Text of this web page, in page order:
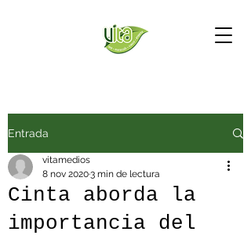
Entrada
Cinta aborda la
importancia del
vitamedios
8 nov 20203 min de lectura